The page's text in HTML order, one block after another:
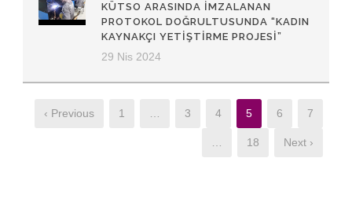
KÜTSO ARASINDA IMZALANAN
PROTOKOL DOĞRULTUSUNDA “KADIN
KAYNAKÇI YETIŞTIRME PROJESI”
29 Nis 2024
‹ Previous 1 3 4 5 6 7
18 Next ›